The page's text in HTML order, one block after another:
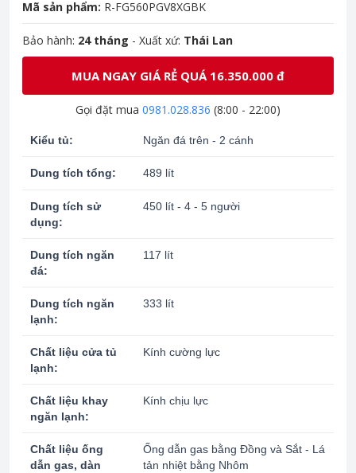
Mã sản phẩm: R-FG560PGV8XGBK
Bảo hành: 24 tháng - Xuất xứ: Thái Lan
MUA NGAY GIÁ RẺ QUÁ 16.350.000 đ
Gọi đặt mua 0981.028.836 (8:00 - 22:00)
Kiểu tủ: Ngăn đá trên - 2 cánh
Dung tích tổng: 489 lít
Dung tích sử
dụng:
450 lít - 4 - 5 người
Dung tích ngăn
đá:
117 lít
Dung tích ngăn
lạnh:
333 lít
Chất liệu cửa tủ
lạnh:
Kính cường lực
Chất liệu khay
ngăn lạnh:
Kính chịu lực
Chất liệu ống
dẫn gas, dàn
Ống dẫn gas bằng Đồng và Sắt - Lá
tản nhiệt bằng Nhôm